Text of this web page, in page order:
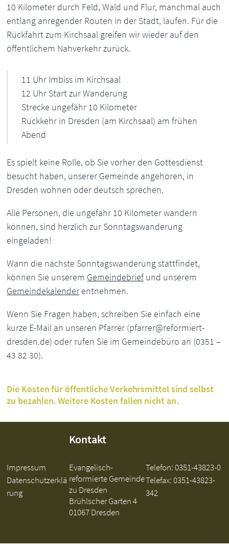
10 Kilometer durch Feld, Wald und Flur, manchmal auch
entlang anregender Routen in der Stadt, laufen. Für die
Rückfahrt zum Kirchsaal greifen wir wieder auf den
öffentlichem Nahverkehr zurück.
11 Uhr Imbiss im Kirchsaal
12 Uhr Start zur Wanderung
Strecke ungefähr 10 Kilometer
Rückkehr in Dresden (am Kirchsaal) am frühen
Abend
Es spielt keine Rolle, ob Sie vorher den Gottesdienst
besucht haben, unserer Gemeinde angehören, in
Dresden wohnen oder deutsch sprechen.
Alle Personen, die ungefähr 10 Kilometer wandern
können, sind herzlich zur Sonntagswanderung
eingeladen!
Wann die nächste Sonntagswanderung stattfindet,
können Sie unserem Gemeindebrief und unserem
Gemeindekalender entnehmen.
Wenn Sie Fragen haben, schreiben Sie einfach eine
kurze E-Mail an unseren Pfarrer (pfarrer@reformiert-
dresden.de) oder rufen Sie im Gemeindebüro an (0351 –
43 82 30).
Die Kosten für öffentliche Verkehrsmittel sind selbst
zu bezahlen. Weitere Kosten fallen nicht an.
Impressum
Datenschutzerklä
rung
Kontakt
Evangelisch-
reformierte Gemeinde
zu Dresden
Brühlscher Garten 4
01067 Dresden
Telefon:0351-43823-0
Telefax: 0351-43823-
342